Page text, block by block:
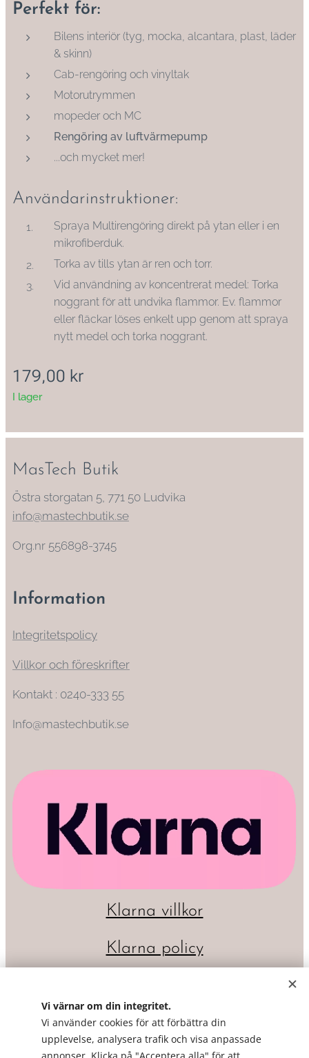
Perfekt för:
Bilens interiör (tyg, mocka, alcantara, plast, läder
& skinn)
Cab-rengöring och vinyltak
Motorutrymmen
mopeder och MC
Rengöring av luftvärmepump
...och mycket mer!
Användarinstruktioner:
Spraya Multirengöring direkt på ytan eller i en
mikrofiberduk.
Torka av tills ytan är ren och torr.
Vid användning av koncentrerat medel: Torka
noggrant för att undvika flammor. Ev. flammor
eller fläckar löses enkelt upp genom att spraya
nytt medel och torka noggrant.
179,00 kr
I lager
MasTech Butik
Östra storgatan 5, 771 50 Ludvika
info@mastechbutik.se
Org.nr 556898-3745
Information
Integritetspolicy
Villkor och föreskrifter
Kontakt : 0240-333 55
Info@mastechbutik.se
Klarna villkor
Klarna policy
Vi värnar om din integritet.
Vi använder cookies för att förbättra din
upplevelse, analysera trafik och visa anpassade